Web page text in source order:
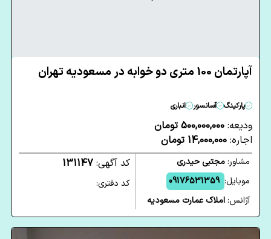
آپارتمان 100 متری دو خوابه در مسعودیه تهران
پارکینگ آسانسور انباری
ودیعه: 500,000,000 تومان
اجاره: 14,000,000 تومان
مشاور:مجتبی حیدری
موبایل: 09176531359
آژانس:املاک عمارت مسعودیه
کد آگهی: 131147
کد دفتری: